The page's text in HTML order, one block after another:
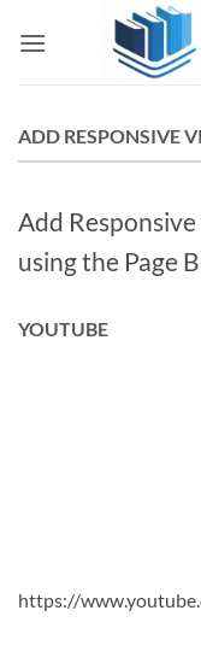
ADD RESPONSIVE
Add
using the Page
YOUTUBE
https://